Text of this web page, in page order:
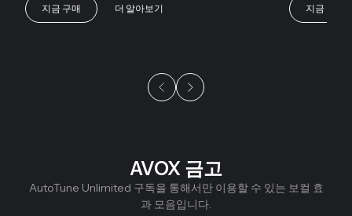
지금 구매
더 알아보기
지금 구매
AVOX 금고
AutoTune Unlimited 구독을 통해서만 이용할 수 있는 보컬 효
과 모음입니다.